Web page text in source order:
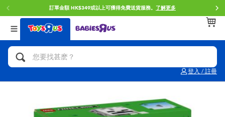
訂單金額 HK$349或以上可獲得免費送貨服務。 了解更多
登入 / 註冊
返回
分類目錄
人氣英雄,角色扮演,射擊玩具
拼砌組合及樂高LEGO
返回
品牌
Brunch Brother 早午餐兄弟
Spider-Man蜘蛛俠
返回
年齢
0~2歳
5~7歳